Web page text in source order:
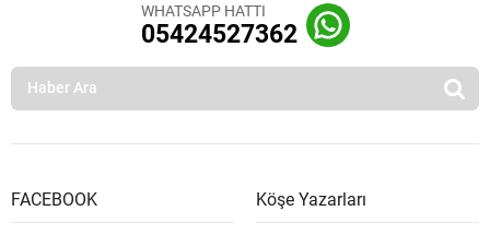
WHATSAPP HATTI
05424527362
FACEBOOK Köşe Yazarları